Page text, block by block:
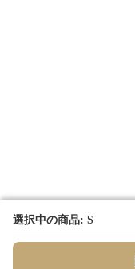
選択中の商品: S
選択中の商品: S